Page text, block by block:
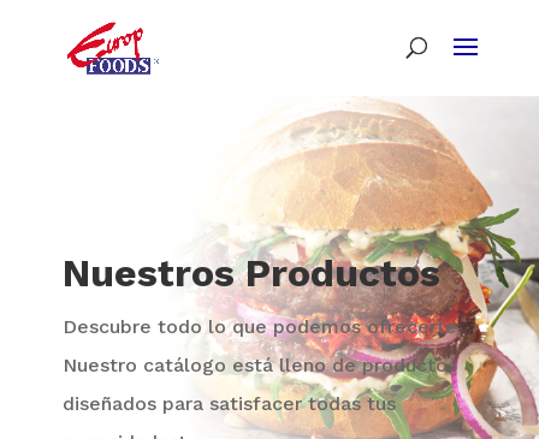
Nuestros Productos
Descubre todo lo que podemos ofrecerte.
Nuestro catálogo está lleno de productos
diseñados para satisfacer todas tus